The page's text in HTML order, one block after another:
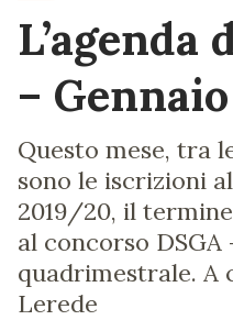
L’agenda
–
Questo mese, tra
sono le iscrizioni
2019/20, il
al concorso
quadrimestrale. A
Lerede